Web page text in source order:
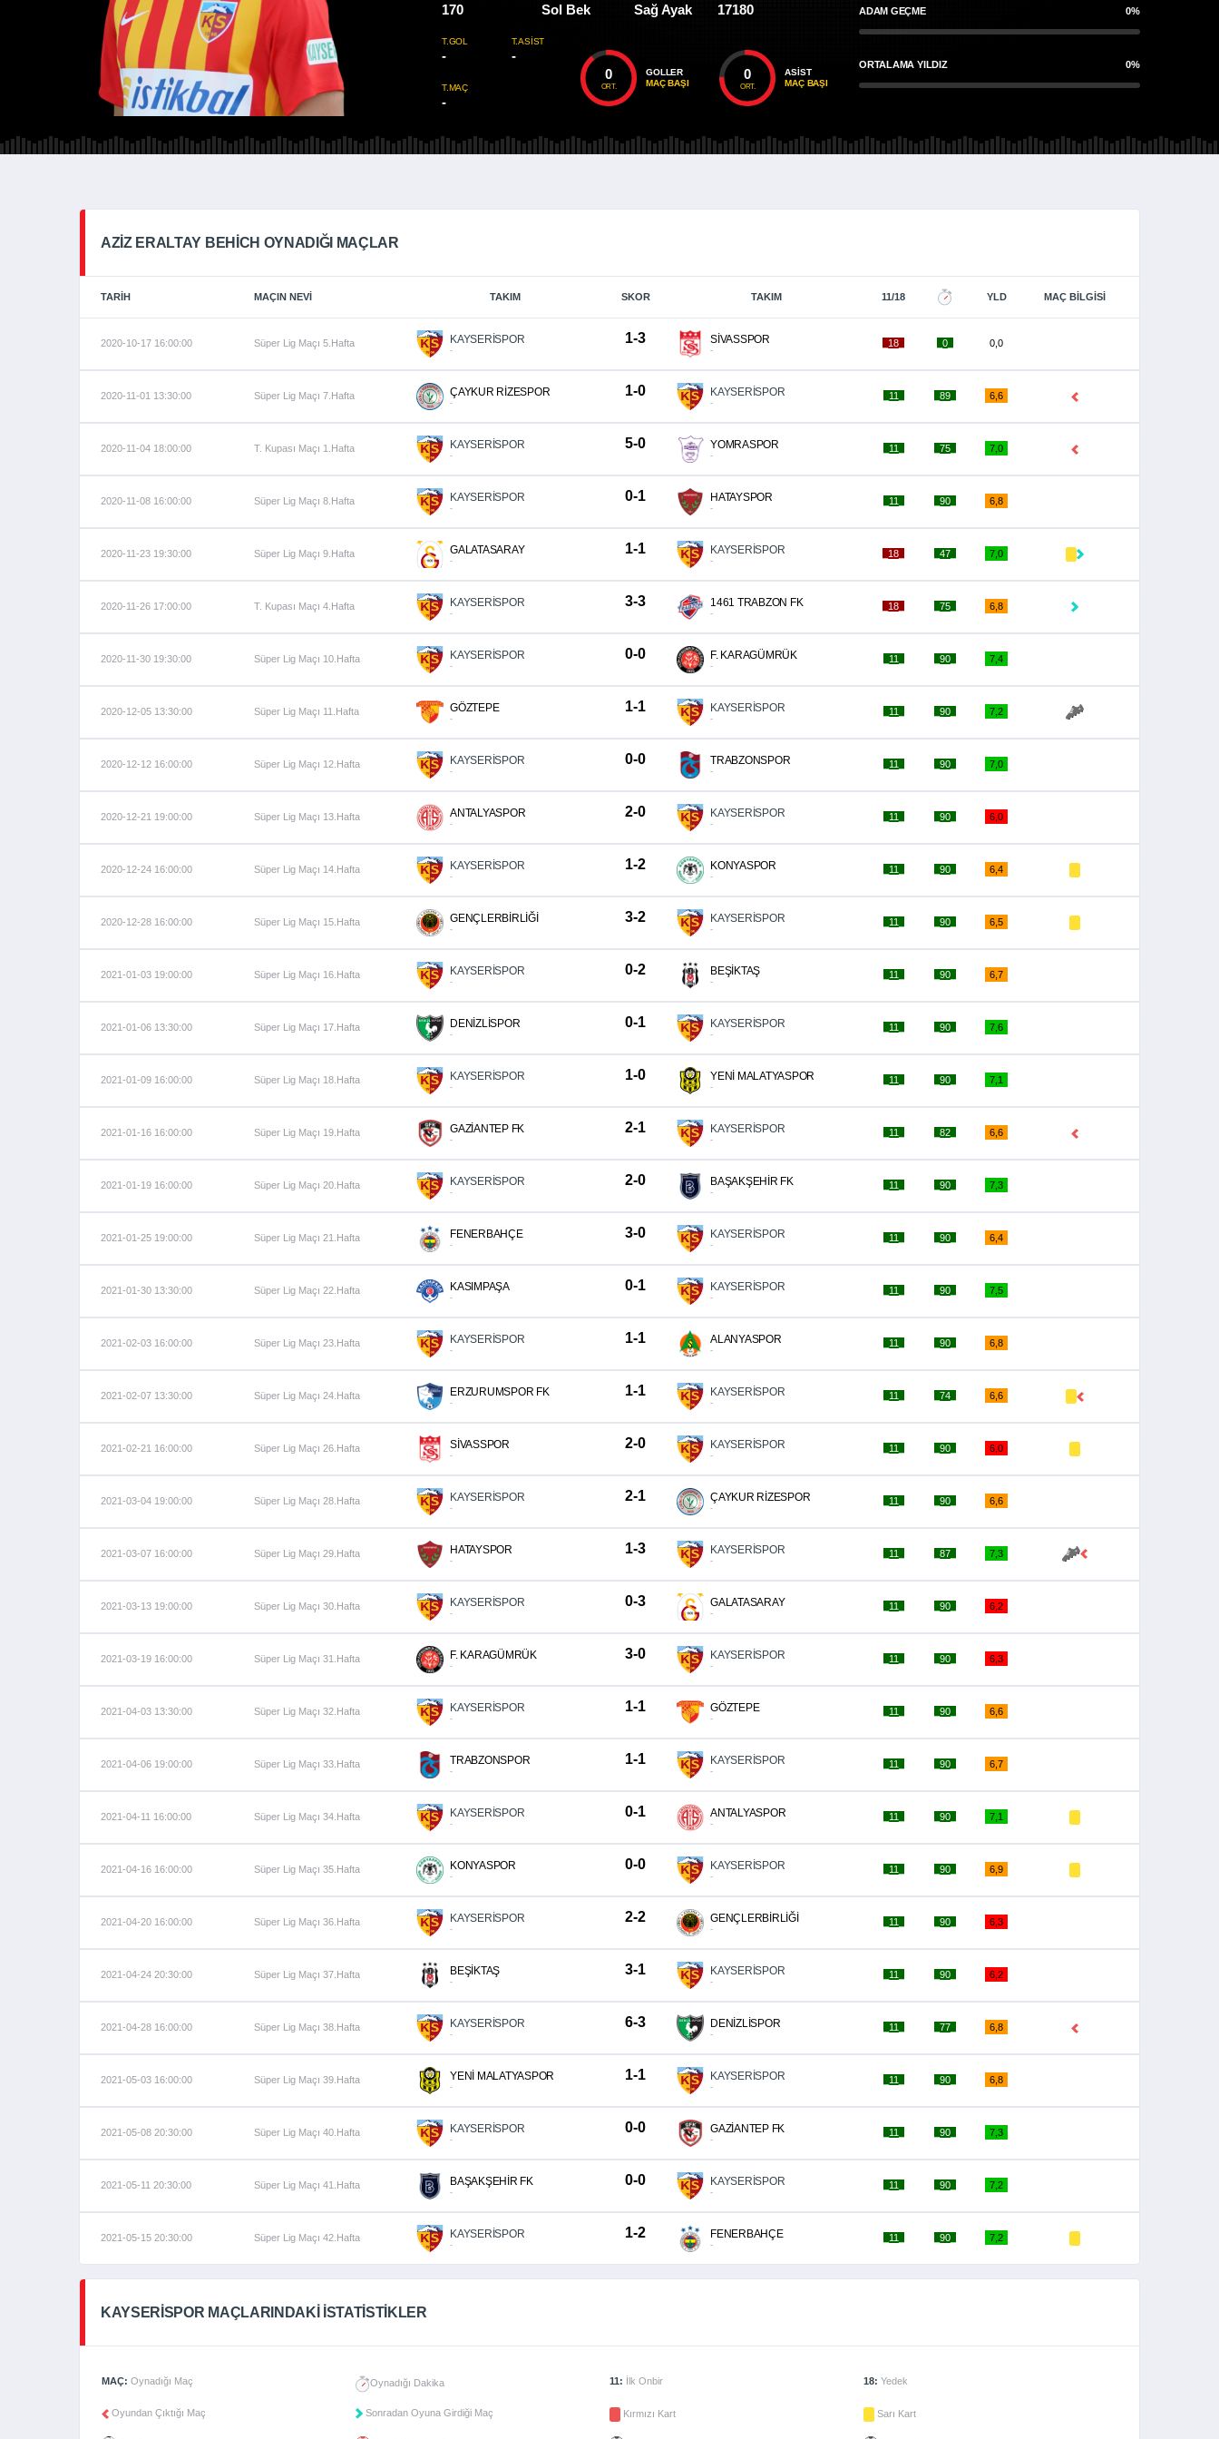
170 Sol Bek Sağ Ayak 17180
T.GOL
-
T.ASIST
-
T.MAÇ
-
0
ORT.
GOLLER
MAÇ BAŞI
0
ORT.
ASIST
MAÇ BAŞI
ADAM GEÇME 0%
ORTALAMA YILDIZ 0%
AZIZ ERALTAY BEHICH OYNADIĞI MAÇLAR
TARIH MAÇIN NEVI TAKIM SKOR TAKIM 11/18 YLD MAÇ BILGISI
2020-10-17 16:00:00 Süper Lig Maçı 5.Hafta KAYSERİSPOR
-
1-3 SİVASSPOR
-
_18_ _0_ 0,0
2020-11-01 13:30:00 Süper Lig Maçı 7.Hafta ÇAYKUR RİZESPOR
-
1-0 KAYSERİSPOR
-
_11_ _89_ 6,6
2020-11-04 18:00:00 T. Kupası Maçı 1.Hafta KAYSERİSPOR
-
5-0 YOMRASPOR
-
_11_ _75_ 7,0
2020-11-08 16:00:00 Süper Lig Maçı 8.Hafta KAYSERİSPOR
-
0-1 HATAYSPOR
-
_11_ _90_ 6,8
2020-11-23 19:30:00 Süper Lig Maçı 9.Hafta GALATASARAY
-
1-1 KAYSERİSPOR
-
_18_ _47_ 7,0
2020-11-26 17:00:00 T. Kupası Maçı 4.Hafta KAYSERİSPOR
-
3-3 1461 TRABZON FK
-
_18_ _75_ 6,8
2020-11-30 19:30:00 Süper Lig Maçı 10.Hafta KAYSERİSPOR
-
0-0 F. KARAGÜMRÜK
-
_11_ _90_ 7,4
2020-12-05 13:30:00 Süper Lig Maçı 11.Hafta GÖZTEPE
-
1-1 KAYSERİSPOR
-
_11_ _90_ 7,2
2020-12-12 16:00:00 Süper Lig Maçı 12.Hafta KAYSERİSPOR
-
0-0 TRABZONSPOR
-
_11_ _90_ 7,0
2020-12-21 19:00:00 Süper Lig Maçı 13.Hafta ANTALYASPOR
-
2-0 KAYSERİSPOR
-
_11_ _90_ 6,0
2020-12-24 16:00:00 Süper Lig Maçı 14.Hafta KAYSERİSPOR
-
1-2 KONYASPOR
-
_11_ _90_ 6,4
2020-12-28 16:00:00 Süper Lig Maçı 15.Hafta GENÇLERBİRLİĞİ
-
3-2 KAYSERİSPOR
-
_11_ _90_ 6,5
2021-01-03 19:00:00 Süper Lig Maçı 16.Hafta KAYSERİSPOR
-
0-2 BEŞİKTAŞ
-
_11_ _90_ 6,7
2021-01-06 13:30:00 Süper Lig Maçı 17.Hafta DENİZLİSPOR
-
0-1 KAYSERİSPOR
-
_11_ _90_ 7,6
2021-01-09 16:00:00 Süper Lig Maçı 18.Hafta KAYSERİSPOR
-
1-0 YENİ MALATYASPOR
-
_11_ _90_ 7,1
2021-01-16 16:00:00 Süper Lig Maçı 19.Hafta GAZİANTEP FK
-
2-1 KAYSERİSPOR
-
_11_ _82_ 6,6
2021-01-19 16:00:00 Süper Lig Maçı 20.Hafta KAYSERİSPOR
-
2-0 BAŞAKŞEHİR FK
-
_11_ _90_ 7,3
2021-01-25 19:00:00 Süper Lig Maçı 21.Hafta FENERBAHÇE
-
3-0 KAYSERİSPOR
-
_11_ _90_ 6,4
2021-01-30 13:30:00 Süper Lig Maçı 22.Hafta KASIMPAŞA
-
0-1 KAYSERİSPOR
-
_11_ _90_ 7,5
2021-02-03 16:00:00 Süper Lig Maçı 23.Hafta KAYSERİSPOR
-
1-1 ALANYASPOR
-
_11_ _90_ 6,8
2021-02-07 13:30:00 Süper Lig Maçı 24.Hafta ERZURUMSPOR FK
-
1-1 KAYSERİSPOR
-
_11_ _74_ 6,6
2021-02-21 16:00:00 Süper Lig Maçı 26.Hafta SİVASSPOR
-
2-0 KAYSERİSPOR
-
_11_ _90_ 6,0
2021-03-04 19:00:00 Süper Lig Maçı 28.Hafta KAYSERİSPOR
-
2-1 ÇAYKUR RİZESPOR
-
_11_ _90_ 6,6
2021-03-07 16:00:00 Süper Lig Maçı 29.Hafta HATAYSPOR
-
1-3 KAYSERİSPOR
-
_11_ _87_ 7,3
2021-03-13 19:00:00 Süper Lig Maçı 30.Hafta KAYSERİSPOR
-
0-3 GALATASARAY
-
_11_ _90_ 6,2
2021-03-19 16:00:00 Süper Lig Maçı 31.Hafta F. KARAGÜMRÜK
-
3-0 KAYSERİSPOR
-
_11_ _90_ 6,3
2021-04-03 13:30:00 Süper Lig Maçı 32.Hafta KAYSERİSPOR
-
1-1 GÖZTEPE
-
_11_ _90_ 6,6
2021-04-06 19:00:00 Süper Lig Maçı 33.Hafta TRABZONSPOR
-
1-1 KAYSERİSPOR
-
_11_ _90_ 6,7
2021-04-11 16:00:00 Süper Lig Maçı 34.Hafta KAYSERİSPOR
-
0-1 ANTALYASPOR
-
_11_ _90_ 7,1
2021-04-16 16:00:00 Süper Lig Maçı 35.Hafta KONYASPOR
-
0-0 KAYSERİSPOR
-
_11_ _90_ 6,9
2021-04-20 16:00:00 Süper Lig Maçı 36.Hafta KAYSERİSPOR
-
2-2 GENÇLERBİRLİĞİ
-
_11_ _90_ 6,3
2021-04-24 20:30:00 Süper Lig Maçı 37.Hafta BEŞİKTAŞ
-
3-1 KAYSERİSPOR
-
_11_ _90_ 6,2
2021-04-28 16:00:00 Süper Lig Maçı 38.Hafta KAYSERİSPOR
-
6-3 DENİZLİSPOR
-
_11_ _77_ 6,8
2021-05-03 16:00:00 Süper Lig Maçı 39.Hafta YENİ MALATYASPOR
-
1-1 KAYSERİSPOR
-
_11_ _90_ 6,8
2021-05-08 20:30:00 Süper Lig Maçı 40.Hafta KAYSERİSPOR
-
0-0 GAZİANTEP FK
-
_11_ _90_ 7,3
2021-05-11 20:30:00 Süper Lig Maçı 41.Hafta BAŞAKŞEHİR FK
-
0-0 KAYSERİSPOR
-
_11_ _90_ 7,2
2021-05-15 20:30:00 Süper Lig Maçı 42.Hafta KAYSERİSPOR
-
1-2 FENERBAHÇE
-
_11_ _90_ 7,2
KAYSERISPOR MAÇLARINDAKI İSTATISTIKLER
MAÇ: Oynadığı Maç Oynadığı Dakika 11: İlk Onbir 18: Yedek
Oyundan Çıktığı Maç Sonradan Oyuna Girdiği Maç Kırmızı Kart Sarı Kart